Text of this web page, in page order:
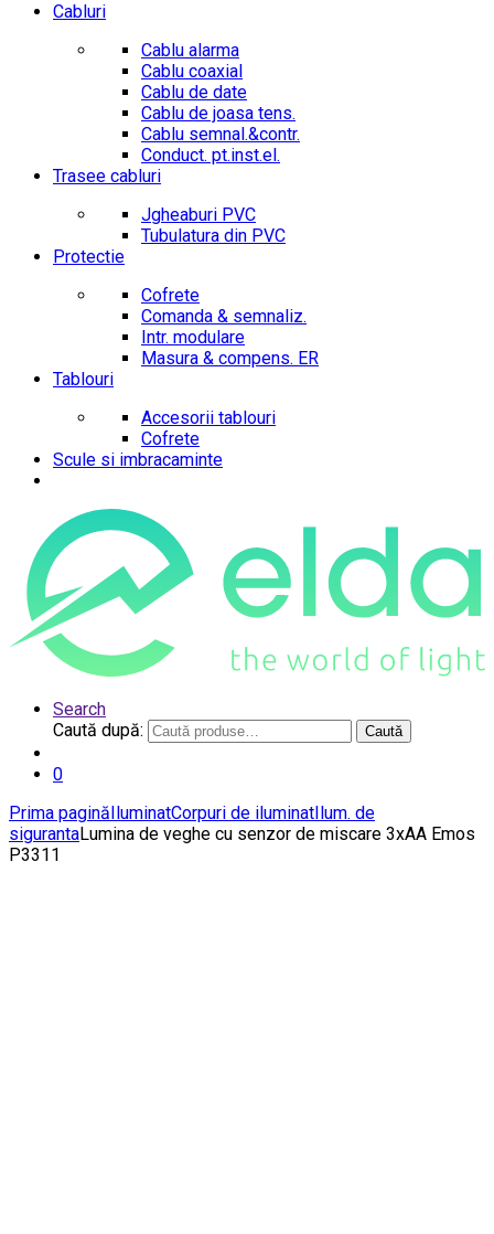
Cabluri
Cablu alarma
Cablu coaxial
Cablu de date
Cablu de joasa tens.
Cablu semnal.&contr.
Conduct. pt.inst.el.
Trasee cabluri
Jgheaburi PVC
Tubulatura din PVC
Protectie
Cofrete
Comanda & semnaliz.
Intr. modulare
Masura & compens. ER
Tablouri
Accesorii tablouri
Cofrete
Scule si imbracaminte
Search
Caută după:
Caută
0
Prima paginăIluminatCorpuri de iluminatIlum. de
sigurantaLumina de veghe cu senzor de miscare 3xAA Emos
P3311